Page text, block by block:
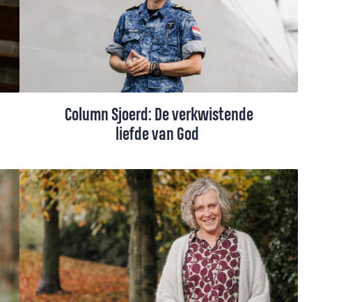
haar oren.
Column Sjoerd: De verkwistende
liefde van God
Sjoerd Muller herkent in zijn werk binnen
de marine iets van de gelijkenis van de
zaaier die het zaad uitstrooit op de akker,
en ernaast. Als er ook maar een klein
kansje is dat iets groeit, dan grijpt de
zaaier die kans aan. Dat geldt ook
voor Sjoerd.